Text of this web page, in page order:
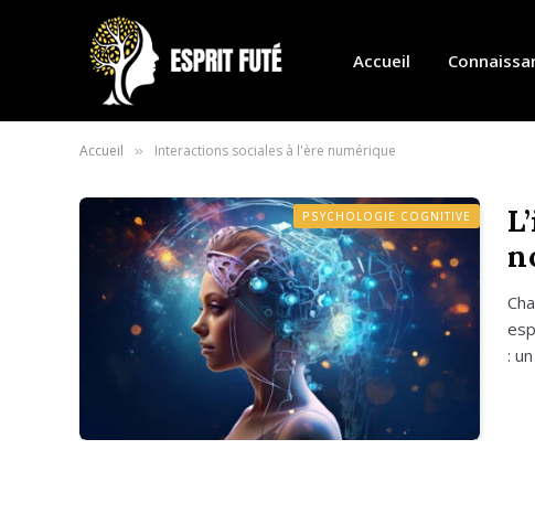
Accueil
Accueil » Interactions sociales à l'ère numérique
PSYCHOLOGIE COGNITIVE
: